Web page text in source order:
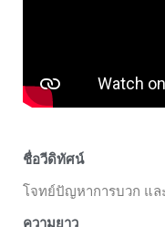
ชื่อวีดิทัศน์
โจทย์ปัญหาการบวก แ
ความยาว